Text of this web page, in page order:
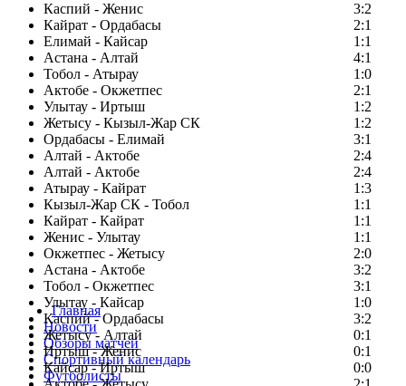
Каспий - Женис
3:2
Кайрат - Ордабасы
2:1
Елимай - Кайсар
1:1
Астана - Алтай
4:1
Тобол - Атырау
1:0
Актобе - Окжетпес
2:1
Улытау - Иртыш
1:2
Жетысу - Кызыл-Жар СК
1:2
Ордабасы - Елимай
3:1
Алтай - Актобе
2:4
Алтай - Актобе
2:4
Атырау - Кайрат
1:3
Кызыл-Жар СК - Тобол
1:1
Кайрат - Кайрат
1:1
Женис - Улытау
1:1
Окжетпес - Жетысу
2:0
Астана - Актобе
3:2
Тобол - Окжетпес
3:1
Улытау - Кайсар
1:0
Каспий - Ордабасы
3:2
Жетысу - Алтай
0:1
Иртыш - Женис
0:1
Кайсар - Иртыш
0:0
Главная
Новости
Обзоры матчей
Спортивный календарь
Футболисты